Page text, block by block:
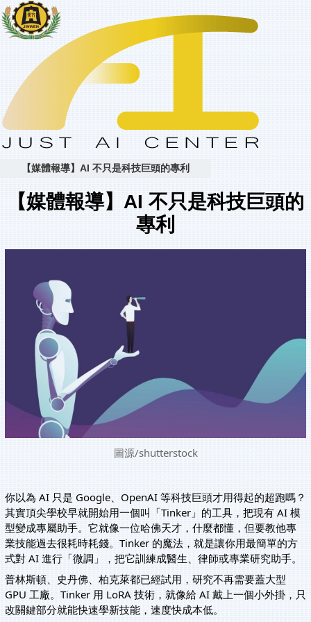
【媒體報導】AI 不只是科技巨頭的專利
【媒體報導】AI 不只是科技巨頭的
專利
圖源/shutterstock
你以為 AI 只是 Google、OpenAI 等科技巨頭才用得起的超跑嗎？
其實頂尖學校早就開始用一個叫「Tinker」的工具，把現有 AI 模
型變成專屬助手。它就像一位哈佛天才，什麼都懂，但要教他專
業技能過去很耗時耗錢。Tinker 的魔法，就是讓你用最簡單的方
式對 AI 進行「微調」，把它訓練成醫生、律師或專業研究助手。
普林斯頓、史丹佛、柏克萊都已經試用，研究不再需要蓋大型
GPU 工廠。Tinker 用 LoRA 技術，就像給 AI 戴上一個小外掛，只
改關鍵部分就能快速學新技能，速度快成本低。